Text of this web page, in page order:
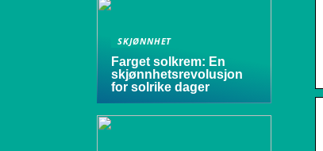
SKJØNNHET
Farget solkrem: En
skjønnhetsrevolusjon
for solrike dager